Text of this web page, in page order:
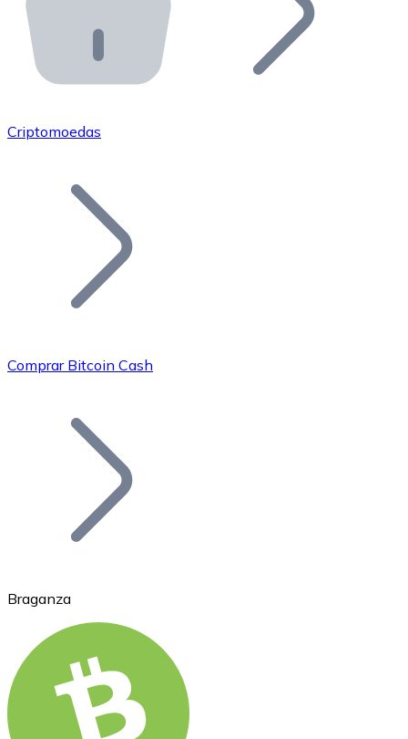
API Bitnovo
Integre nossa API no seu ecossistema.
Junte-se à nossa rede de revendedores e comercialize
Adicione o token do seu projeto ao nosso serviço de
Bitcoin
Ethereum
Criptomoedas
Comprar Bitcoin Cash
Braganza